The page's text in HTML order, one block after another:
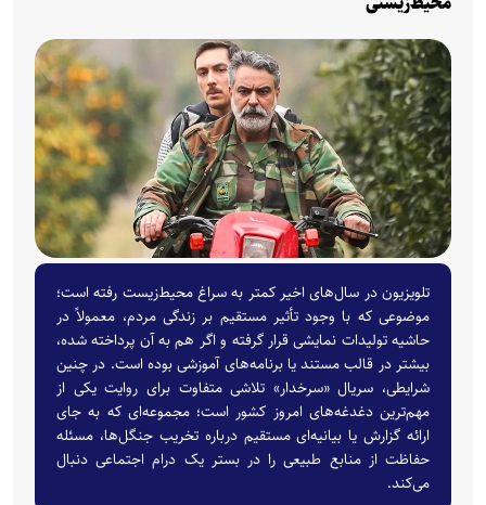
تلویزیون در سال‌های اخیر کمتر به سراغ محیط‌زیست رفته است؛
موضوعی که با وجود تأثیر مستقیم بر زندگی مردم، معمولاً در
حاشیه تولیدات نمایشی قرار گرفته و اگر هم به آن پرداخته شده،
بیشتر در قالب مستند یا برنامه‌های آموزشی بوده است. در چنین
شرایطی، سریال «سرخدار» تلاشی متفاوت برای روایت یکی از
مهم‌ترین دغدغه‌های امروز کشور است؛ مجموعه‌ای که به جای
ارائه گزارش یا بیانیه‌ای مستقیم درباره تخریب جنگل‌ها، مسئله
حفاظت از منابع طبیعی را در بستر یک درام اجتماعی دنبال
می‌کند.